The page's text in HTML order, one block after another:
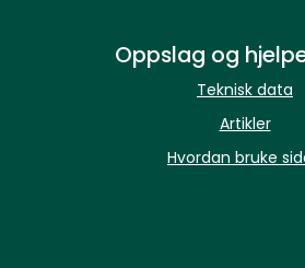
Oppslag og
Teknisk data
Artikler
Hvordan bruke